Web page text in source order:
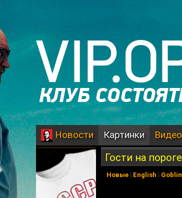
Новости Картинки Видео
Гости на пороге
Новые| English | Goblin